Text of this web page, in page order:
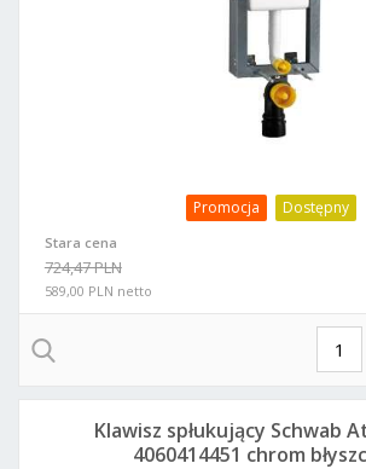
Promocja Dostępny
Stara cena
724,47 PLN
589,00 PLN netto
Klawisz spłukujący Schwab
4060414451 chrom